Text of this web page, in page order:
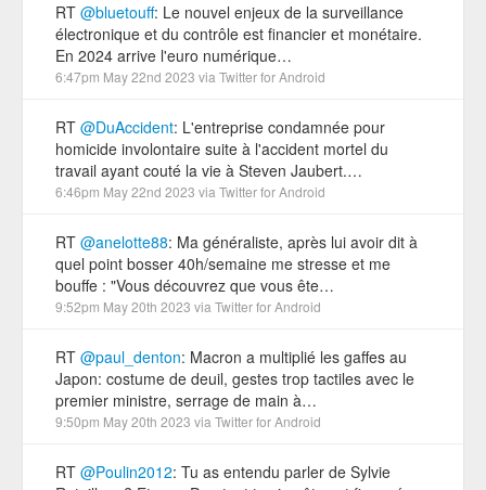
RT @bluetouff: Le nouvel enjeux de la surveillance
électronique et du contrôle est financier et monétaire.
En 2024 arrive l'euro numérique…
6:47pm May 22nd 2023 via Twitter for Android
RT @DuAccident: L'entreprise condamnée pour
homicide involontaire suite à l'accident mortel du
travail ayant couté la vie à Steven Jaubert.…
6:46pm May 22nd 2023 via Twitter for Android
RT @anelotte88: Ma généraliste, après lui avoir dit à
quel point bosser 40h/semaine me stresse et me
bouffe : "Vous découvrez que vous ête…
9:52pm May 20th 2023 via Twitter for Android
RT @paul_denton: Macron a multiplié les gaffes au
Japon: costume de deuil, gestes trop tactiles avec le
premier ministre, serrage de main à…
9:50pm May 20th 2023 via Twitter for Android
RT @Poulin2012: Tu as entendu parler de Sylvie